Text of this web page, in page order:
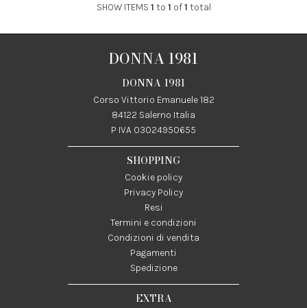
SHOW ITEMS 1 to 1 of1 total
DONNA 1981
DONNA 1981
Corso Vittorio Emanuele 182
84122 Salerno Italia
P IVA 03024950655
SHOPPING
Cookie policy
Privacy Policy
Resi
Termini e condizioni
Condizioni di vendita
Pagamenti
Spedizione
EXTRA